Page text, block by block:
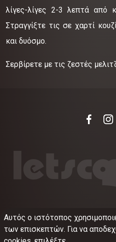
λίγες-λίγες 2-3 λεπτά από
Στραγγίξτε τις σε χαρτί
και δυόσμο.
Σερβίρετε με τις ζεστές
©2012-2026 LETSCOOK.GR
021375326001
Αυτός ο ιστότοπος
των επισκεπτών. Για να